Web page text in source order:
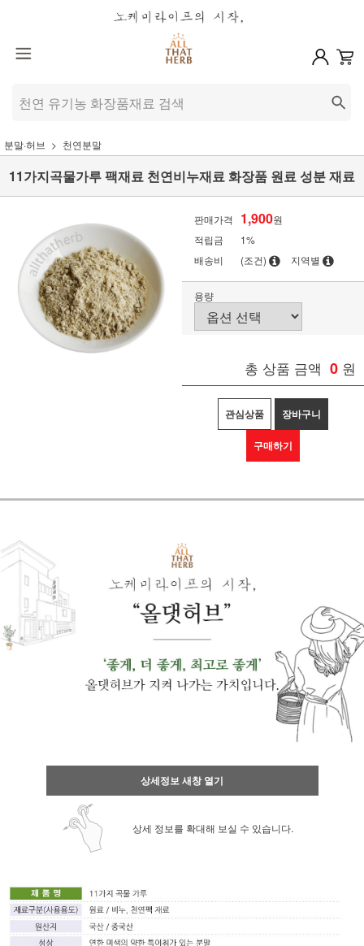
분말·허브 천연분말
11가지곡물가루 팩재료 천연비누재료 화장품 원료 성분 재료
판매가격 1,900원
적립금
1%
배송비
(조건) 지역별
용량
총 상품 금액 0 원
관심상품 장바구니
구매하기
상세정보 새창 열기
상세 정보를 확대해 보실 수 있습니다.